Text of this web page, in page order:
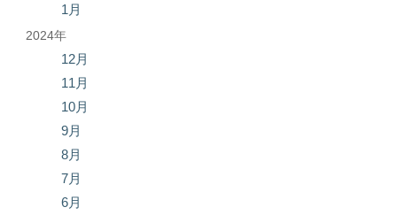
1月
2024年
12月
11月
10月
9月
8月
7月
6月